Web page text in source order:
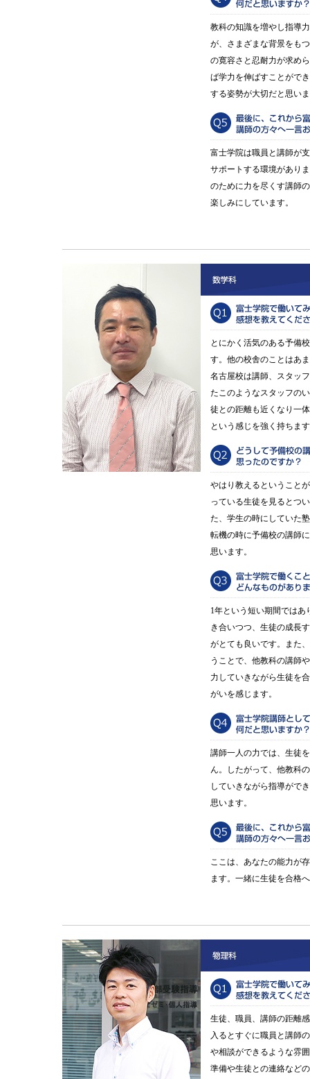
教科の知識を増やし指導
が、さまざまな背景をも
の寛容さと忍耐力が求め
ば学力を伸ばすことがで
する姿勢が大切だと思い
富士学院は職員と講師が
サポートする環境があり
のために力を尽くす講師
楽しみにしています。
とにかく活気のある予備
す。他の校舎のことはあ
名古屋校は講師、スタッ
たこのようなスタッフの
徒との距離も近くなり一
という感じを強く持ちま
やはり教えるということ
っている生徒を見るとつ
た、学生の時にしていた
転機の時に予備校の講師
思います。
1年という短い期間では
き合いつつ、生徒の成長
がとても良いです。また
うことで、他教科の講師
力していきながら生徒を
がいを感じます。
講師一人の力では、生徒
ん。したがって、他教科
していきながら指導がで
思います。
ここは、あなたの能力が
ます。一緒に生徒を合格
生徒、職員、講師の距離
入るとすぐに職員と講師
や相談ができるような雰
準備や生徒との連絡など